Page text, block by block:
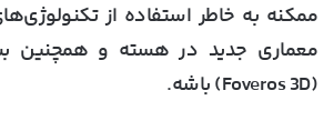
ممکنه به خاطر استفاده از
معماری جدید در هسته و همچنین
(Foveros 3D) باشه.